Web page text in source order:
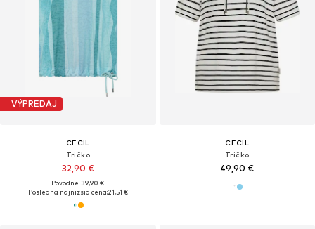
VÝPREDAJ
CECIL
Tričko
32,90 €
Pôvodne: 39,90 €
Posledná najnižšia cena:21,51 €
CECIL
Tričko
49,90 €